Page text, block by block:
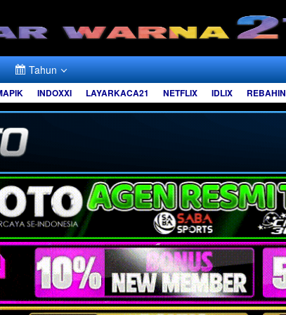
Tahun
INDOXXI LAYARKACA21 NETFLIX IDLIX REBAHIN